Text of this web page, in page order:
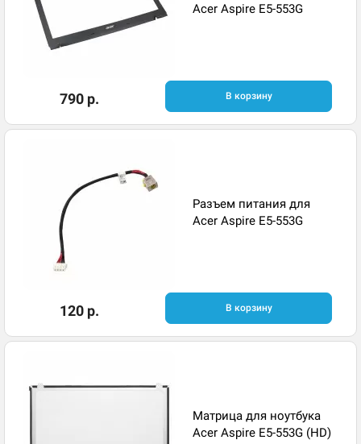
Acer Aspire E5-553G
790 р. В корзину
Разъем питания для
Acer Aspire E5-553G
120 р. В корзину
Матрица для ноутбука
Acer Aspire E5-553G (HD)